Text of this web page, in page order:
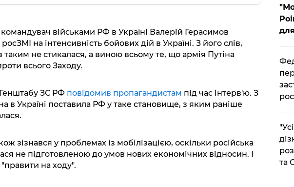
військами РФ в Україні Валерій Герасимов
на інтенсивність бойових дій в Україні. З його слів,
таким не стикалася, а виною всьому те, що армія Путіна
всього Заходу.
ЗС РФ повідомив пропагандистам під час інтерв'ю. З
в Україні поставила РФ у таке становище, з яким раніше
зізнався у проблемах із мобілізацією, оскільки російська
не підготовленою до умов нових економічних відносин. І
на ходу".
та